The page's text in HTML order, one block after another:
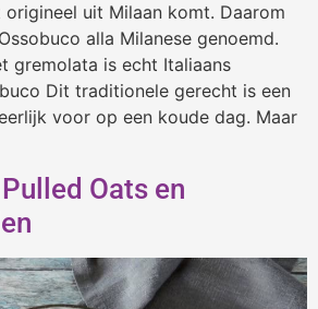
uit Milaan komt. Daarom
alla Milanese genoemd.
gremolata is echt Italiaans
Dit traditionele gerecht is een
voor op een koude dag. Maar
Oats en